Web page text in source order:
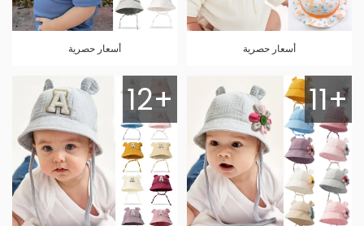
أسعار حصرية أسعار حصرية
11+
12+